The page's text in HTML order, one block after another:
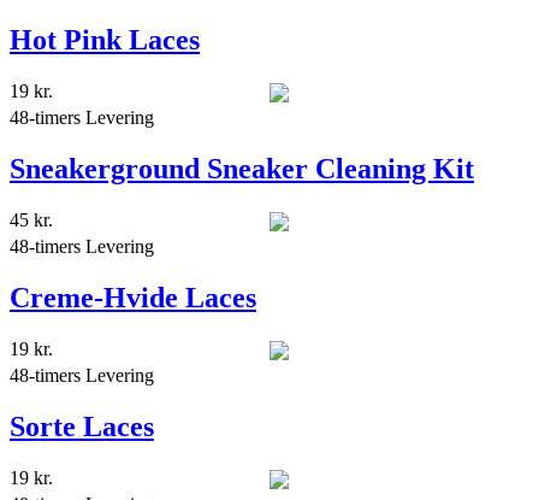
Hot Pink Laces
19 kr.
48-timers Levering
Sneakerground Sneaker Cleaning Kit
45 kr.
48-timers Levering
Creme-Hvide Laces
19 kr.
48-timers Levering
Sorte Laces
19 kr.